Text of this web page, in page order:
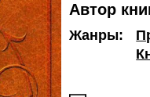
Автор
Жанры: